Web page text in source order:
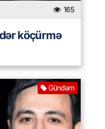
165
köçürmə
Gündəm